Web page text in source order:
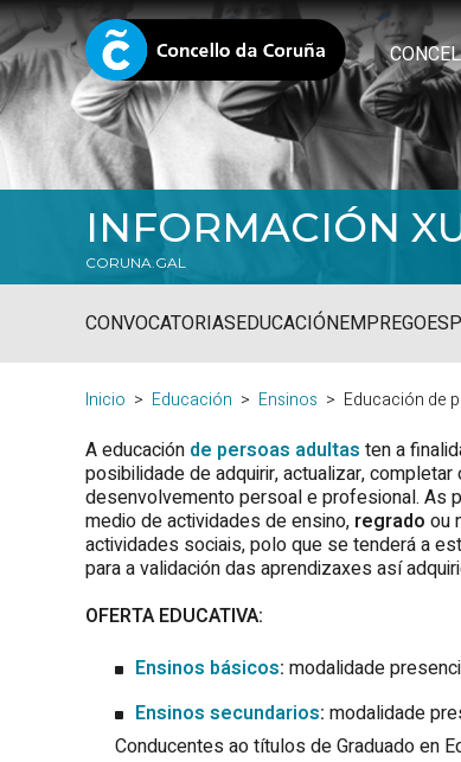
INFORMACIÓN
CORUNA.GAL
CONVOCATORIASEDUCACIÓNEMPREGO
Inicio Educación Ensinos Educación de
A educación de persoas adultas ten a
posibilidade de adquirir, actualizar,
desenvolvemento persoal e profesional. As
medio de actividades de ensino, regrado ou
actividades sociais, polo que se tenderá a
para a validación das aprendizaxes así
OFERTA EDUCATIVA:
Ensinos básicos: modalidade
Ensinos secundarios: modalidade
Conducentes ao títulos de Graduado en